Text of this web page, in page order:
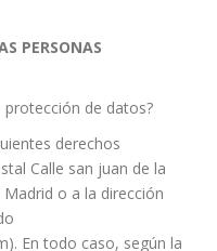
PERSONAS
de datos?
derechos
Calle san juan de la
o a la dirección
En todo caso, según la